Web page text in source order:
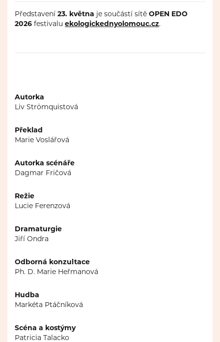
Představení 23. května je součástí sítě OPEN EDO
2026 festivalu ekologickednyolomouc.cz.
Autorka
Liv Strömquistová
Překlad
Marie Voslářová
Autorka scénáře
Dagmar Fričová
Režie
Lucie Ferenzová
Dramaturgie
Jiří Ondra
Odborná konzultace
Ph. D. Marie Heřmanová
Hudba
Markéta Ptáčníková
Scéna a kostýmy
Patricia Talacko